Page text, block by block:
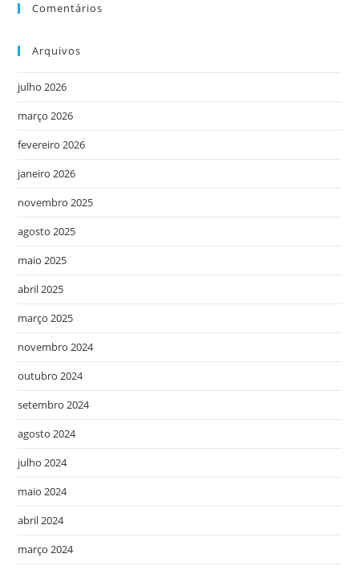
Comentários
Arquivos
julho 2026
março 2026
fevereiro 2026
janeiro 2026
novembro 2025
agosto 2025
maio 2025
abril 2025
março 2025
novembro 2024
outubro 2024
setembro 2024
agosto 2024
julho 2024
maio 2024
abril 2024
março 2024